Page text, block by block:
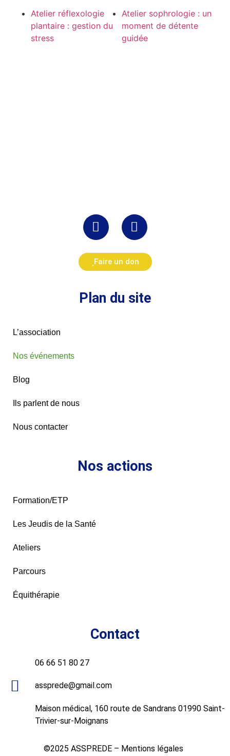
Atelier réflexologie
plantaire : gestion du
stress
Atelier sophrologie : un
moment de détente
guidée
Faire un don
Plan du site
L’association
Nos événements
Blog
Ils parlent de nous
Nous contacter
Nos actions
Formation/ETP
Les Jeudis de la Santé
Ateliers
Parcours
Équithérapie
Contact
06 66 51 80 27
assprede@gmail.com
Maison médical, 160 route de Sandrans 01990 Saint-
Trivier-sur-Moignans
©2025 ASSPREDE – Mentions légales